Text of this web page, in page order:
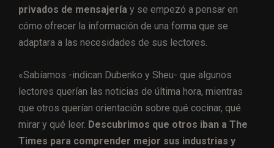
privados de mensajería y se empezó a pensar en
cómo ofrecer la información de una forma que se
adaptara a las necesidades de sus lectores.
«Sabíamos -indican Dubenko y Sheu- que algunos
lectores querían las noticias de última hora, mientras
que otros querían orientación sobre qué cocinar, qué
mirar y qué leer. Descubrimos que otros iban a The
Times para comprender mejor sus industrias y